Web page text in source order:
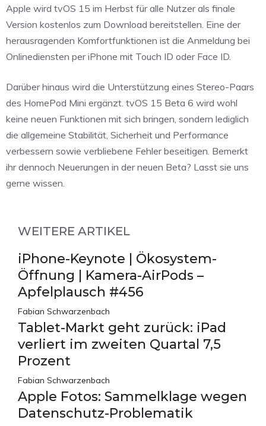
Apple wird tvOS 15 im Herbst für alle Nutzer als finale
Version kostenlos zum Download bereitstellen. Eine der
herausragenden Komfortfunktionen ist die Anmeldung bei
Onlinediensten per iPhone mit Touch ID oder Face ID.
Darüber hinaus wird die Unterstützung eines Stereo-Paars
des HomePod Mini ergänzt. tvOS 15 Beta 6 wird wohl
keine neuen Funktionen mit sich bringen, sondern lediglich
die allgemeine Stabilität, Sicherheit und Performance
verbessern sowie verbliebene Fehler beseitigen. Bemerkt
ihr dennoch Neuerungen in der neuen Beta? Lasst sie uns
gerne wissen.
WEITERE ARTIKEL
iPhone-Keynote | Ökosystem-
Öffnung | Kamera-AirPods –
Apfelplausch #456
Fabian Schwarzenbach
Tablet-Markt geht zurück: iPad
verliert im zweiten Quartal 7,5
Prozent
Fabian Schwarzenbach
Apple Fotos: Sammelklage wegen
Datenschutz-Problematik